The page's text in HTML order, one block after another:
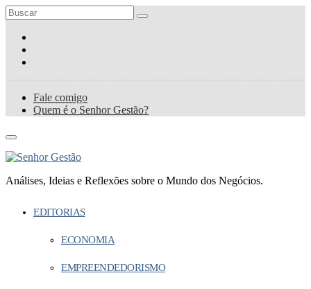
Fale comigo
Quem é o Senhor Gestão?
Análises, Ideias e Reflexões sobre o Mundo dos Negócios.
EDITORIAS
ECONOMIA
EMPREENDEDORISMO